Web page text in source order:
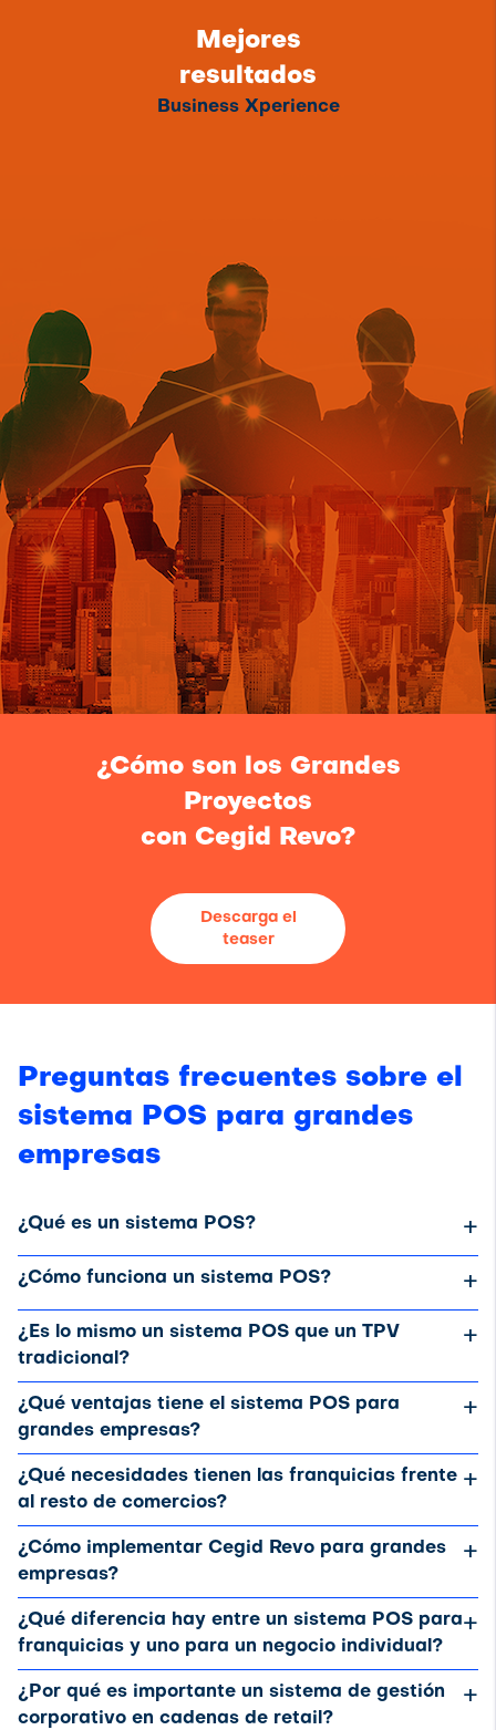
Mejores
resultados
Business Xperience
...
¿Cómo son los Grandes
Proyectos
con Cegid Revo?
Descarga el
teaser
Preguntas frecuentes sobre el
sistema POS para grandes
empresas
¿Qué es un sistema POS? +
¿Cómo funciona un sistema POS? +
¿Es lo mismo un sistema POS que un TPV
tradicional?
+
¿Qué ventajas tiene el sistema POS para
grandes empresas?
+
¿Qué necesidades tienen las franquicias frente
al resto de comercios?
+
¿Cómo implementar Cegid Revo para grandes
empresas?
+
¿Qué diferencia hay entre un sistema POS para
franquicias y uno para un negocio individual?
+
¿Por qué es importante un sistema de gestión
corporativo en cadenas de retail?
+